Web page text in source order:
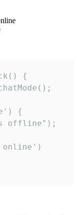
{
{
offline");